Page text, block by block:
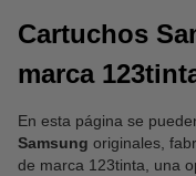
Cartuchos
marca
En esta página se
Samsung originales,
de marca 123tinta, una